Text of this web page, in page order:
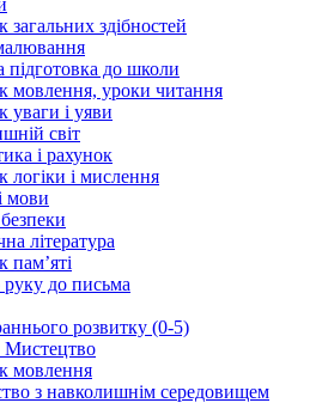
загальних здібностей
підготовка до школи
мовлення, уроки читання
уваги і уяви
світ
і рахунок
логіки і мислення
мови
література
пам’яті
руку до письма
розвитку (0-5)
мовлення
з навколишнім середовищем